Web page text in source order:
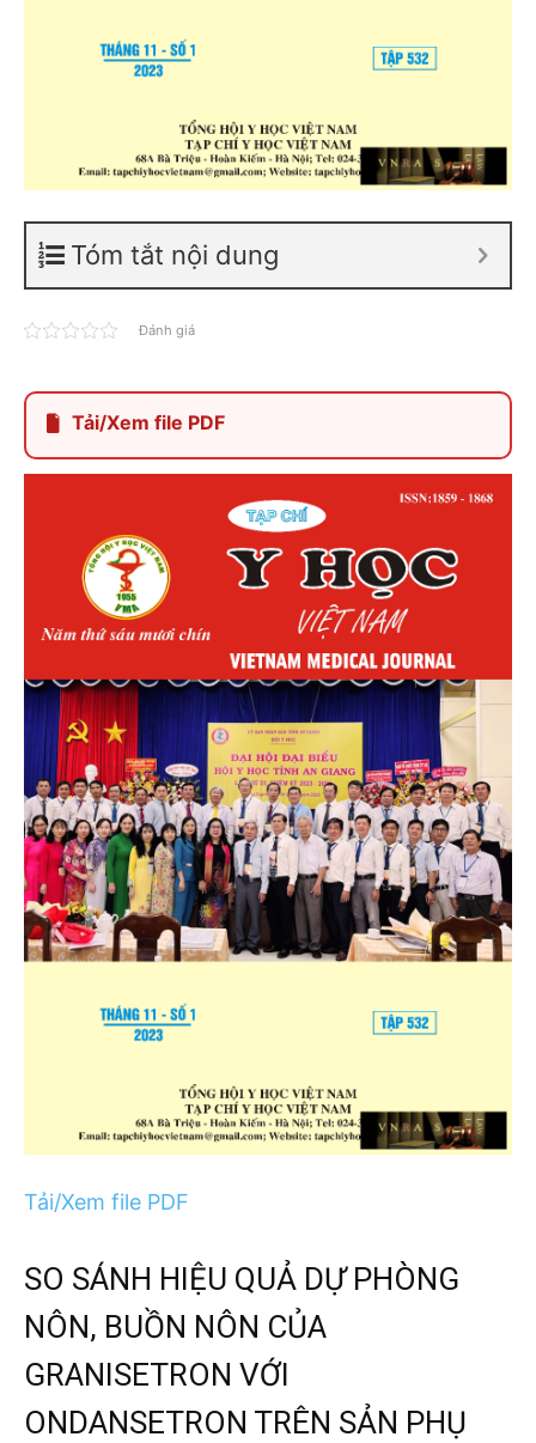
Tóm tắt nội dung
Đánh giá
Tải/Xem file PDF
Tải/Xem file PDF
SO SÁNH HIỆU QUẢ DỰ PHÒNG
NÔN, BUỒN NÔN CỦA
GRANISETRON VỚI
ONDANSETRON TRÊN SẢN PHỤ